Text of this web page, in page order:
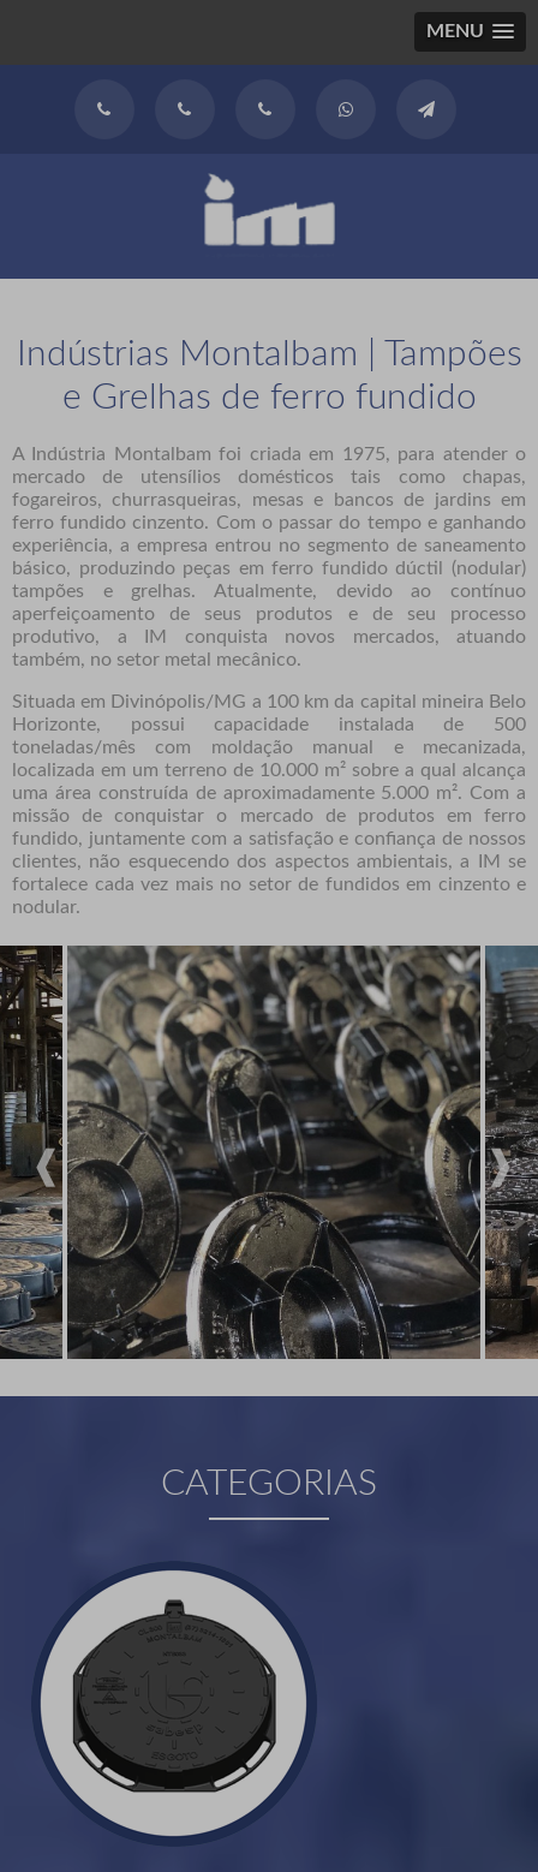
MENU
Indústrias Montalbam | Tampões
e Grelhas de ferro fundido
A Indústria Montalbam foi criada em 1975, para atender o
mercado de utensílios domésticos tais como chapas,
fogareiros, churrasqueiras, mesas e bancos de jardins em
ferro fundido cinzento. Com o passar do tempo e ganhando
experiência, a empresa entrou no segmento de saneamento
básico, produzindo peças em ferro fundido dúctil (nodular)
tampões e grelhas. Atualmente, devido ao contínuo
aperfeiçoamento de seus produtos e de seu processo
produtivo, a IM conquista novos mercados, atuando
também, no setor metal mecânico.
Situada em Divinópolis/MG a 100 km da capital mineira Belo
Horizonte, possui capacidade instalada de 500
toneladas/mês com moldação manual e mecanizada,
localizada em um terreno de 10.000 m² sobre a qual alcança
uma área construída de aproximadamente 5.000 m². Com a
missão de conquistar o mercado de produtos em ferro
fundido, juntamente com a satisfação e confiança de nossos
clientes, não esquecendo dos aspectos ambientais, a IM se
fortalece cada vez mais no setor de fundidos em cinzento e
nodular.
CATEGORIAS